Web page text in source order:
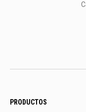
PRODUCTOS